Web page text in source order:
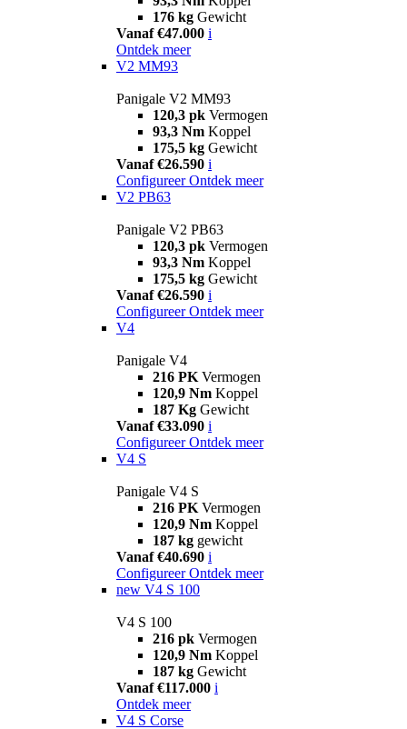
176 kg Gewicht
Vanaf €47.000 i
Ontdek meer
V2 MM93
Panigale V2 MM93
120,3 pk Vermogen
93,3 Nm Koppel
175,5 kg Gewicht
Vanaf €26.590 i
Configureer Ontdek meer
V2 PB63
Panigale V2 PB63
120,3 pk Vermogen
93,3 Nm Koppel
175,5 kg Gewicht
Vanaf €26.590 i
Configureer Ontdek meer
V4
Panigale V4
216 PK Vermogen
120,9 Nm Koppel
187 Kg Gewicht
Vanaf €33.090 i
Configureer Ontdek meer
V4 S
Panigale V4 S
216 PK Vermogen
120,9 Nm Koppel
187 kg gewicht
Vanaf €40.690 i
Configureer Ontdek meer
new V4 S 100
V4 S 100
216 pk Vermogen
120,9 Nm Koppel
187 kg Gewicht
Vanaf €117.000 i
Ontdek meer
V4 S Corse